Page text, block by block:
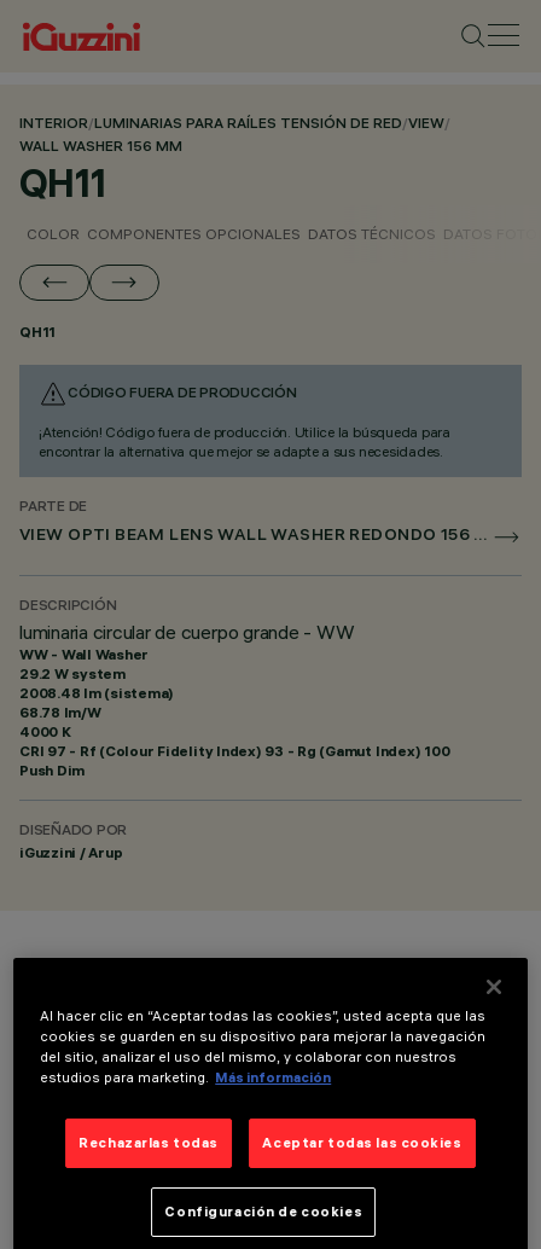
INTERIOR/LUMINARIAS PARA RAÍLES TENSIÓN DE RED/VIEW/
WALL WASHER 156 MM
QH11
COLOR COMPONENTES OPCIONALES DATOS TÉCNICOS DATOS
QH11
CÓDIGO FUERA DE PRODUCCIÓN
¡Atención! Código fuera de producción. Utilice la búsqueda para
encontrar la alternativa que mejor se adapte a sus necesidades.
PARTE DE
VIEW OPTI BEAM LENS WALL WASHER REDONDO 156 MM
DESCRIPCIÓN
luminaria circular de cuerpo grande - WW
WW - Wall Washer
29.2 W system
2008.48 lm (sistema)
68.78 lm/W
4000 K
CRI 97 - Rf (Colour Fidelity Index) 93 - Rg (Gamut Index) 100
Push Dim
DISEÑADO POR
iGuzzini / Arup
COMPONENTES OPCIONALES
Al hacer clic en “Aceptar todas las cookies”, usted acepta que las
cookies se guarden en su dispositivo para mejorar la navegación
del sitio, analizar el uso del mismo, y colaborar con nuestros
estudios para marketing.
Más información
Rechazarlas todas Aceptar todas las cookies
Configuración de cookies